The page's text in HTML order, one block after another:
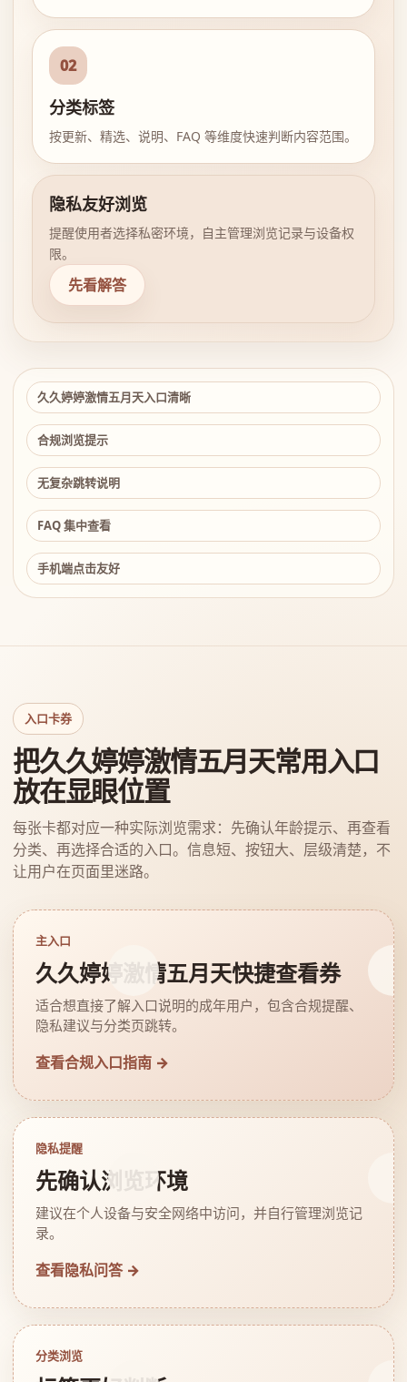
02
分类标签
按更新、精选、说明、FAQ 等维度快速判断内容范围。
隐私友好浏览
提醒使用者选择私密环境，自主管理浏览记录与设备权
限。
先看解答
久久婷婷激情五月天入口清晰
合规浏览提示
无复杂跳转说明
FAQ 集中查看
手机端点击友好
入口卡券
把久久婷婷激情五月天常用入口
放在显眼位置
每张卡都对应一种实际浏览需求：先确认年龄提示、再查看
分类、再选择合适的入口。信息短、按钮大、层级清楚，不
让用户在页面里迷路。
主入口
久久婷婷激情五月天快捷查看券
适合想直接了解入口说明的成年用户，包含合规提醒、
隐私建议与分类页跳转。
查看合规入口指南 →
隐私提醒
先确认浏览环境
建议在个人设备与安全网络中访问，并自行管理浏览记
录。
查看隐私问答 →
分类浏览